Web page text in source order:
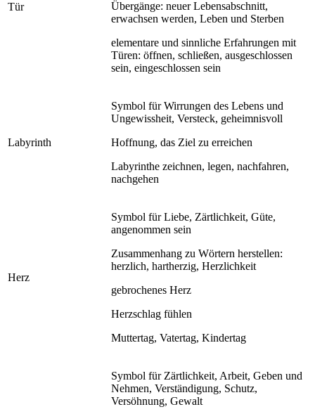
Tür
Übergänge: neuer Lebensabschnitt,
erwachsen werden, Leben und Sterben
elementare und sinnliche Erfahrungen mit
Türen: öffnen, schließen, ausgeschlossen
sein, eingeschlossen sein
Labyrinth
Symbol für Wirrungen des Lebens und
Ungewissheit, Versteck, geheimnisvoll
Hoffnung, das Ziel zu erreichen
Labyrinthe zeichnen, legen, nachfahren,
nachgehen
Herz
Symbol für Liebe, Zärtlichkeit, Güte,
angenommen sein
Zusammenhang zu Wörtern herstellen:
herzlich, hartherzig, Herzlichkeit
gebrochenes Herz
Herzschlag fühlen
Muttertag, Vatertag, Kindertag
Symbol für Zärtlichkeit, Arbeit, Geben und
Nehmen, Verständigung, Schutz,
Versöhnung, Gewalt